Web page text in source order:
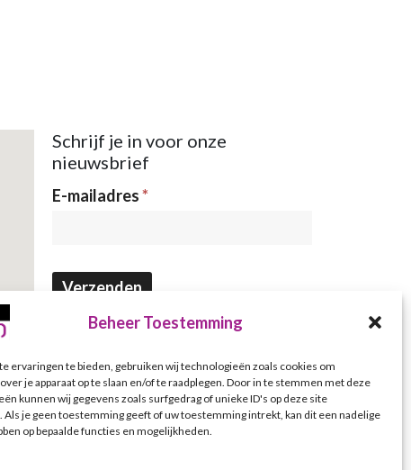
Beheer Toestemming
ervaringen te bieden, gebruiken wij technologieën zoals cookies om
je apparaat op te slaan en/of te raadplegen. Door in te stemmen met deze
kunnen wij gegevens zoals surfgedrag of unieke ID's op deze site
Als je geen toestemming geeft of uw toestemming intrekt, kan dit een nadelige
op bepaalde functies en mogelijkheden.
Schrijf je in voor onze
nieuwsbrief
Nieuwsbrief
E-mailadres*
Verzenden